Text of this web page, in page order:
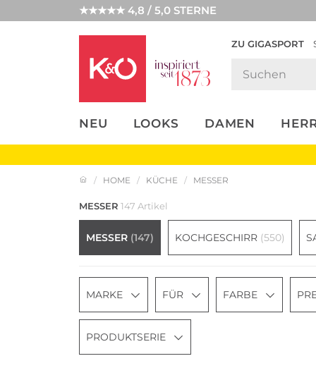
★★★★★ 4,8 / 5,0 STERNE
ZU GIGASPORT
NEU LOOKS DAMEN
UNSERE APP
CLICK &
HOME KÜCHE MESSER
MESSER 147 Artikel
MESSER (147) KOCHGESCHIRR (550)
MARKE FÜR FARBE
PRODUKTSERIE